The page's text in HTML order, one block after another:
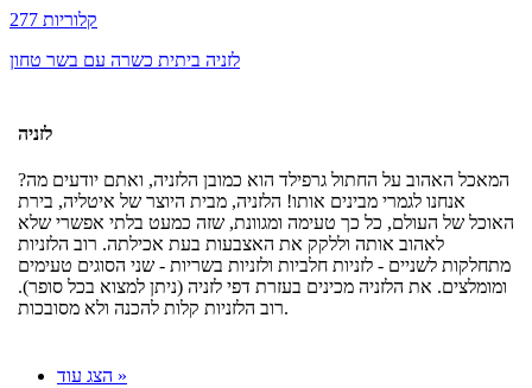
277 קלוריות
לזניה ביתית כשרה עם בשר טחון
לזניה
המאכל האהוב על החתול גרפילד הוא כמובן הלזניה, ואתם יודעים מה?
אנחנו לגמרי מבינים אותו! הלזניה, מבית היוצר של איטליה, בירת
האוכל של העולם, כל כך טעימה ומגוונת, שזה כמעט בלתי אפשרי שלא
לאהוב אותה וללקק את האצבעות בעת אכילתה. רוב הלזניות
מתחלקות לשניים - לזניות חלביות ולזניות בשריות - שני הסוגים טעימים
ומומלצים. את הלזניה מכינים בעזרת דפי לזניה (ניתן למצוא בכל סופר).
רוב הלזניות קלות להכנה ולא מסובכות.
הצג עוד »